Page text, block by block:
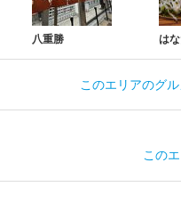
八重勝 は
このエリアのグ
この